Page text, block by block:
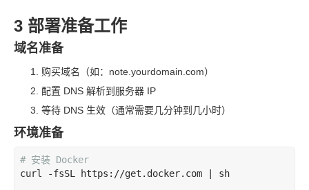
3 部署准备工作
域名准备
购买域名（如：note.yourdomain.com）
配置 DNS 解析到服务器 IP
等待 DNS 生效（通常需要几分钟到几小时）
环境准备
# 安装 Docker
curl -fsSL https://get.docker.com | sh